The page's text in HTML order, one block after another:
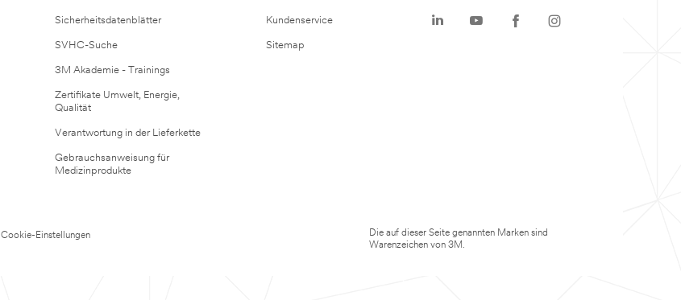
Sicherheitsdatenblätter
SVHC-Suche
3M Akademie - Trainings
Zertifikate Umwelt, Energie,
Qualität
Verantwortung in der Lieferkette
Gebrauchsanweisung für
Medizinprodukte
Kundenservice
Sitemap
Cookie-Einstellungen
Die auf dieser Seite genannten Marken sind
Warenzeichen von 3M.